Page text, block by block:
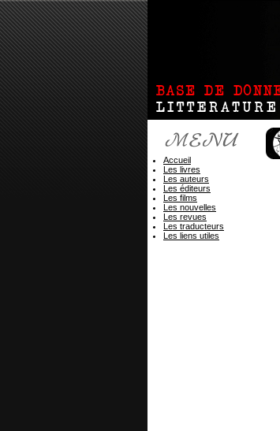
Accueil
Les livres
Les auteurs
Les éditeurs
Les films
Les nouvelles
Les revues
Les traducteurs
Les liens utiles